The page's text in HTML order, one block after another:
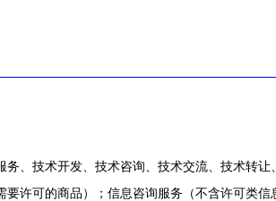
务、技术开发、技术咨询、技术交流、技术转让
要许可的商品）；信息咨询服务（不含许可类信